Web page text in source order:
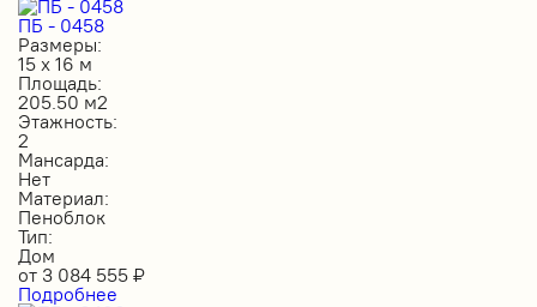
ПБ - 0458
Размеры:
15 х 16 м
Площадь:
205.50 м2
Этажность:
2
Мансарда:
Нет
Материал:
Пеноблок
Тип:
Дом
от 3 084 555 ₽
Подробнее